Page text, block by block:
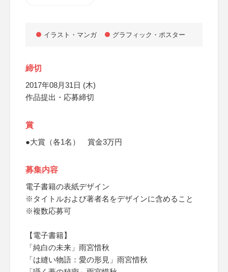
イラスト・マンガ グラフィック・ポスター
締切
2017年08月31日 (木)
作品提出・応募締切
賞
●大賞（各1名） 賞金3万円
募集内容
電子書籍の表紙デザイン
※タイトルおよび著者名をデザインに含めること
※複数応募可
【電子書籍】
「純白の未来」雨宮惜秋
「は縫い物語：愛の形見」雨宮惜秋